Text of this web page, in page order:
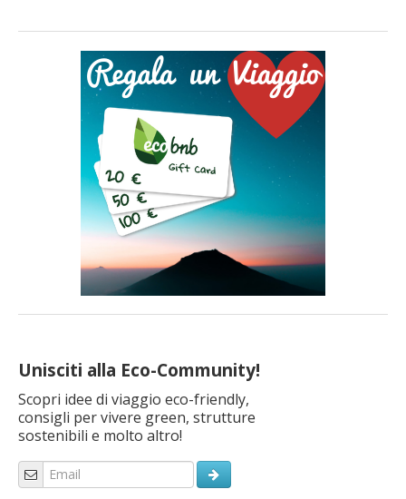
Unisciti alla Eco-Community!
Scopri idee di viaggio eco-friendly,
consigli per vivere green, strutture
sostenibili e molto altro!